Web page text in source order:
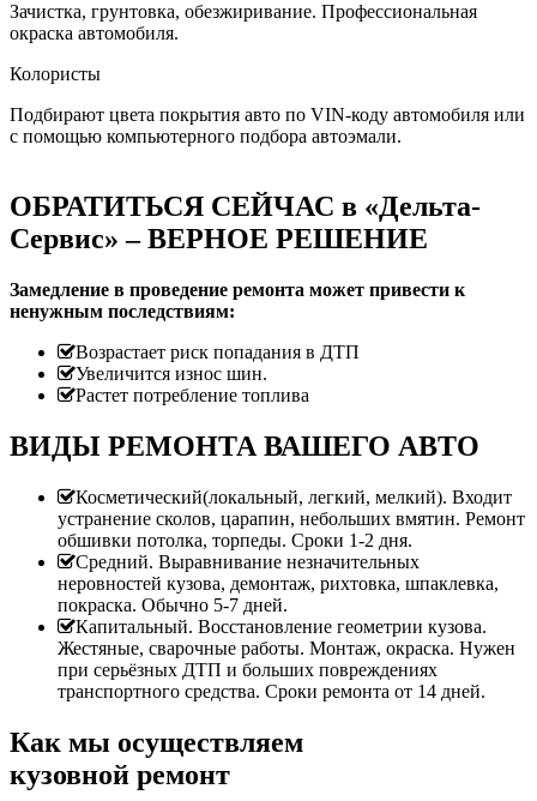
Зачистка, грунтовка, обезжиривание. Профессиональная
окраска автомобиля.
Колористы
Подбирают цвета покрытия авто по VIN-коду автомобиля или
с помощью компьютерного подбора автоэмали.
ОБРАТИТЬСЯ СЕЙЧАС в «Дельта-
Сервис» – ВЕРНОЕ РЕШЕНИЕ
Замедление в проведение ремонта может привести к
ненужным последствиям:
Возрастает риск попадания в ДТП
Увеличится износ шин.
Растет потребление топлива
ВИДЫ РЕМОНТА ВАШЕГО АВТО
Косметический(локальный, легкий, мелкий). Входит
устранение сколов, царапин, небольших вмятин. Ремонт
обшивки потолка, торпеды. Сроки 1-2 дня.
Средний. Выравнивание незначительных
неровностей кузова, демонтаж, рихтовка, шпаклевка,
покраска. Обычно 5-7 дней.
Капитальный. Восстановление геометрии кузова.
Жестяные, сварочные работы. Монтаж, окраска. Нужен
при серьёзных ДТП и больших повреждениях
транспортного средства. Сроки ремонта от 14 дней.
Как мы осуществляем
кузовной ремонт